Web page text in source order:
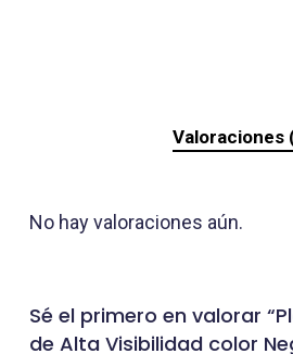
Valoraciones
No hay valoraciones aún.
Sé el primero en valorar
de Alta Visibilidad color